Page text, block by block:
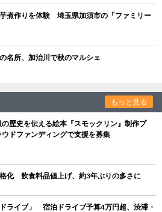
煮作りを体験 埼玉県加須市の「ファミリー
名所、加治川で秋のマルシェ
もっと見る
歴史を伝える絵本『スモックリン』制作プ
ドファンディングで支援を募集
格化 飲食料品値上げ、約3年ぶりの多さに
ライブ」 宿泊ドライブ予算4万円超、渋滞・